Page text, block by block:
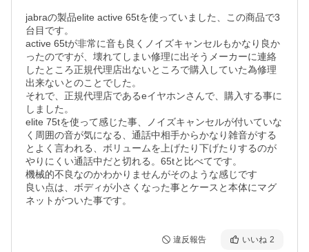
jabraの製品elite active 65tを使っていました、この商品で3
台目です。
active 65tが非常に音も良くノイズキャンセルもかなり良か
ったのですが、壊れてしまい修理に出そうメーカーに連絡
したところ正規代理店出ないところで購入していた為修理
出来ないとのことでした。
それで、正規代理店であるeイヤホンさんで、購入する事に
しました。
elite 75tを使って感じた事、ノイズキャンセルが付いていな
く周囲の音が気になる、通話中相手からかなり雑音がする
とよく言われる、ボリュームを上げたり下げたりするのが
やりにくい通話中だと切れる。65tと比べてです。
機械的不良なのかわかりませんがそのような感じです
良い点は、ボディが小さくなった事とケースと本体にマグ
ネットがついた事です。
違反報告 いいね 2